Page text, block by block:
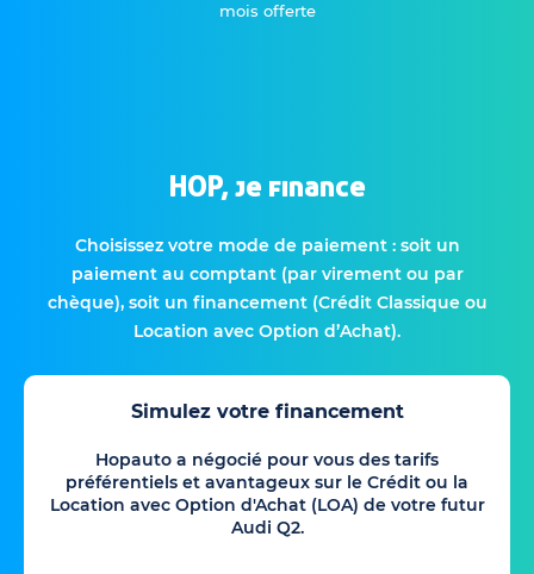
mois offerte
HOP, je finance
Choisissez votre mode de paiement : soit un
paiement au comptant (par virement ou par
chèque), soit un financement (Crédit Classique ou
Location avec Option d’Achat).
Simulez votre financement
Hopauto a négocié pour vous des tarifs
préférentiels et avantageux sur le Crédit ou la
Location avec Option d'Achat (LOA) de votre futur
Audi Q2.